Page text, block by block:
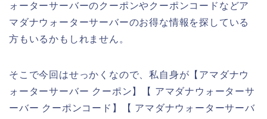
ォーターサーバーのクーポンやクーポンコードなどア
マダナウォーターサーバーのお得な情報を探している
方もいるかもしれません。
そこで今回はせっかくなので、私自身が【アマダナウ
ォーターサーバー クーポン】【 アマダナウォーターサ
ーバー クーポンコード】【 アマダナウォーターサーバ